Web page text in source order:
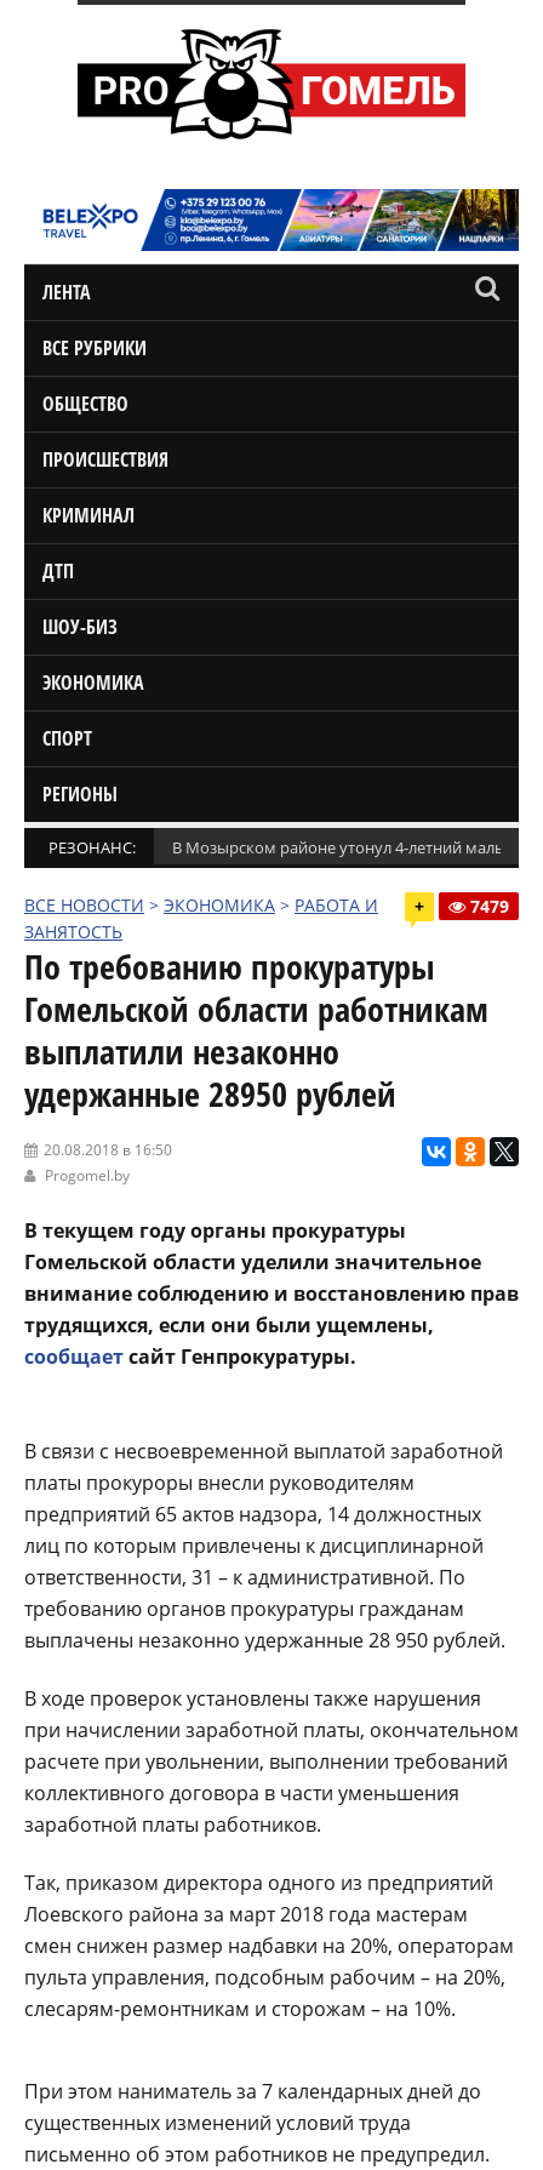
ЛЕНТА
ВСЕ РУБРИКИ
ОБЩЕСТВО
ПРОИСШЕСТВИЯ
КРИМИНАЛ
ДТП
ШОУ-БИЗ
ЭКОНОМИКА
СПОРТ
РЕГИОНЫ
РЕЗОНАНС: В Мозырском районе утонул 4-летний мальчик
ВСЕ НОВОСТИ > ЭКОНОМИКА > РАБОТА И
ЗАНЯТОСТЬ
+ 7479
По требованию прокуратуры
Гомельской области работникам
выплатили незаконно
удержанные 28950 рублей
20.08.2018 в 16:50
Progomel.by
В текущем году органы прокуратуры
Гомельской области уделили значительное
внимание соблюдению и восстановлению прав
трудящихся, если они были ущемлены,
сообщаетсайт Генпрокуратуры.
В связи с несвоевременной выплатой заработной
платы прокуроры внесли руководителям
предприятий 65 актов надзора, 14 должностных
лиц по которым привлечены к дисциплинарной
ответственности, 31 – к административной. По
требованию органов прокуратуры гражданам
выплачены незаконно удержанные 28 950 рублей.
В ходе проверок установлены также нарушения
при начислении заработной платы, окончательном
расчете при увольнении, выполнении требований
коллективного договора в части уменьшения
заработной платы работников.
Так, приказом директора одного из предприятий
Лоевского района за март 2018 года мастерам
смен снижен размер надбавки на 20%, операторам
пульта управления, подсобным рабочим – на 20%,
слесарям-ремонтникам и сторожам – на 10%.
При этом наниматель за 7 календарных дней до
существенных изменений условий труда
письменно об этом работников не предупредил.